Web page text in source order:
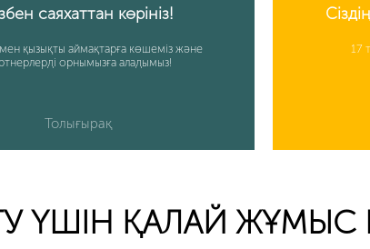
саяхаттан көрініз!
қызықты аймақтарға көшеміз және
орнымызға аладымыз!
Толығырақ
17
ҮШІН ҚАЛАЙ ЖҰМЫС